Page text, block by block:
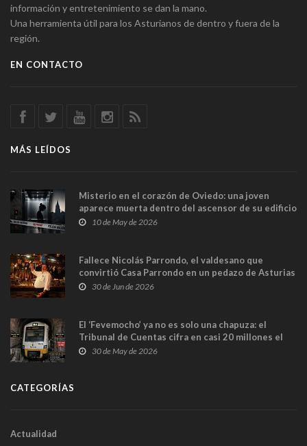
información y entretenimiento se dan la mano.
Una herramienta útil para los Asturianos de dentro y fuera de la
región.
EN CONTACTO
MÁS LEÍDOS
Misterio en el corazón de Oviedo: una joven
aparece muerta dentro del ascensor de su edificio
y las cámaras captan sus últimos minutos
10 de May de 2026
Fallece Nicolás Parrondo, el valdesano que
convirtió Casa Parrondo en un pedazo de Asturias
en Madrid
30 de Jun de 2026
El ‘Fevemocho’ ya no es solo una chapuza: el
Tribunal de Cuentas cifra en casi 20 millones el
sobrecoste de los trenes que no cabían por los
30 de May de 2026
CATEGORÍAS
Actualidad